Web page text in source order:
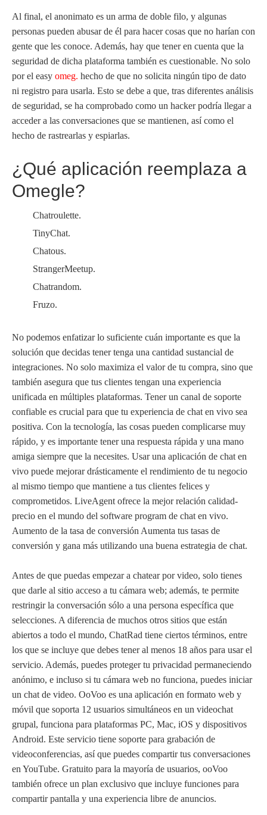
Al final, el anonimato es un arma de doble filo, y algunas
personas pueden abusar de él para hacer cosas que no harían con
gente que les conoce. Además, hay que tener en cuenta que la
seguridad de dicha plataforma también es cuestionable. No solo
por el easy omeg. hecho de que no solicita ningún tipo de dato
ni registro para usarla. Esto se debe a que, tras diferentes análisis
de seguridad, se ha comprobado como un hacker podría llegar a
acceder a las conversaciones que se mantienen, así como el
hecho de rastrearlas y espiarlas.
¿Qué aplicación reemplaza a
Omegle?
Chatroulette.
TinyChat.
Chatous.
StrangerMeetup.
Chatrandom.
Fruzo.
No podemos enfatizar lo suficiente cuán importante es que la
solución que decidas tener tenga una cantidad sustancial de
integraciones. No solo maximiza el valor de tu compra, sino que
también asegura que tus clientes tengan una experiencia
unificada en múltiples plataformas. Tener un canal de soporte
confiable es crucial para que tu experiencia de chat en vivo sea
positiva. Con la tecnología, las cosas pueden complicarse muy
rápido, y es importante tener una respuesta rápida y una mano
amiga siempre que la necesites. Usar una aplicación de chat en
vivo puede mejorar drásticamente el rendimiento de tu negocio
al mismo tiempo que mantiene a tus clientes felices y
comprometidos. LiveAgent ofrece la mejor relación calidad-
precio en el mundo del software program de chat en vivo.
Aumento de la tasa de conversión Aumenta tus tasas de
conversión y gana más utilizando una buena estrategia de chat.
Antes de que puedas empezar a chatear por video, solo tienes
que darle al sitio acceso a tu cámara web; además, te permite
restringir la conversación sólo a una persona específica que
selecciones. A diferencia de muchos otros sitios que están
abiertos a todo el mundo, ChatRad tiene ciertos términos, entre
los que se incluye que debes tener al menos 18 años para usar el
servicio. Además, puedes proteger tu privacidad permaneciendo
anónimo, e incluso si tu cámara web no funciona, puedes iniciar
un chat de video. OoVoo es una aplicación en formato web y
móvil que soporta 12 usuarios simultáneos en un videochat
grupal, funciona para plataformas PC, Mac, iOS y dispositivos
Android. Este servicio tiene soporte para grabación de
videoconferencias, así que puedes compartir tus conversaciones
en YouTube. Gratuito para la mayoría de usuarios, ooVoo
también ofrece un plan exclusivo que incluye funciones para
compartir pantalla y una experiencia libre de anuncios.